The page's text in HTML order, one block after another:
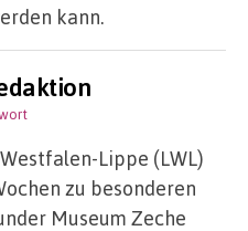
kann.
Lippe (LWL)
zu besonderen
Museum Zeche